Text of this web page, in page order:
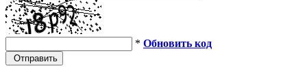
* Обновить код
Отправить